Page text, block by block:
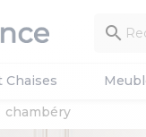

Chaises
chambéry